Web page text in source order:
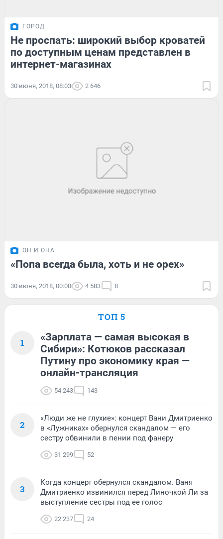
ГОРОД
Не проспать: широкий выбор кроватей
по доступным ценам представлен в
интернет-магазинах
30 июня, 2018, 08:03 2 646
ОН И ОНА
«Попа всегда была, хоть и не орех»
30 июня, 2018, 00:00 4 583 8
ТОП 5
1
«Зарплата — самая высокая в
Сибири»: Котюков рассказал
Путину про экономику края —
онлайн-трансляция
54 243 143
2
«Люди же не глухие»: концерт Вани Дмитриенко
в «Лужниках» обернулся скандалом — его
сестру обвинили в пении под фанеру
31 299 52
3
Когда концерт обернулся скандалом. Ваня
Дмитриенко извинился перед Линочкой Ли за
выступление сестры под ее голос
22 237 24